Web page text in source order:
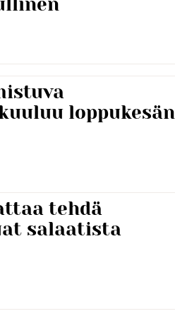
loppukesän
tehdä
salaatista